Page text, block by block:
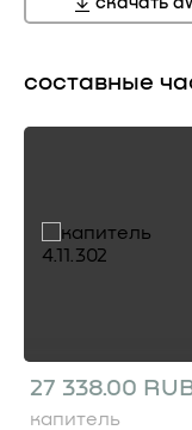
составные
27 338.00
капитель